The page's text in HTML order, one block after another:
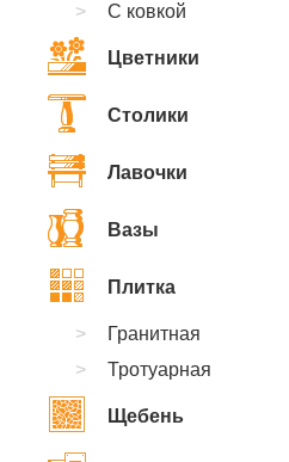
С ковкой
Цветники
Столики
Лавочки
Вазы
Плитка
Гранитная
Тротуарная
Щебень